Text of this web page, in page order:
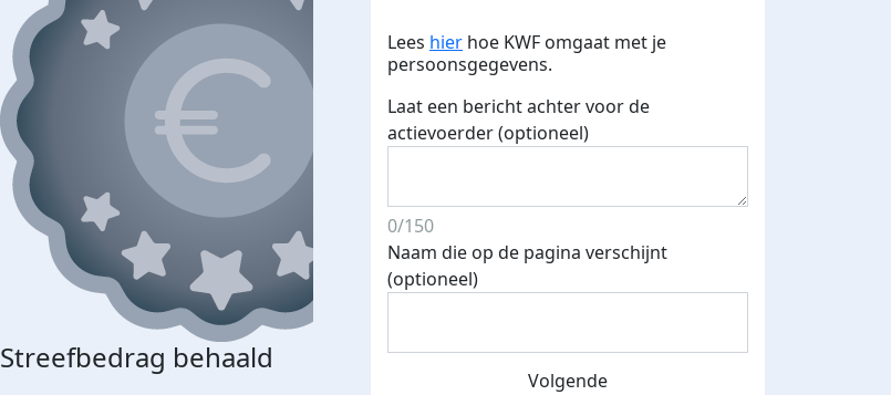
Streefbedrag behaald Streefbedrag verhoogd
Lees hier hoe KWF omgaat met je
persoonsgegevens.
Laat een bericht achter voor de
actievoerder (optioneel)
0/150
Naam die op de pagina verschijnt
(optioneel)
Volgende